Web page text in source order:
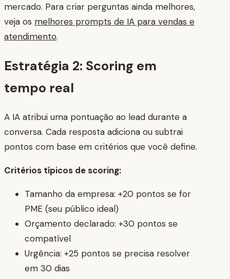
mercado. Para criar perguntas ainda melhores,
veja os melhores prompts de IA para vendas e
atendimento.
Estratégia 2: Scoring em
tempo real
A IA atribui uma pontuação ao lead durante a
conversa. Cada resposta adiciona ou subtrai
pontos com base em critérios que você define.
Critérios típicos de scoring:
Tamanho da empresa: +20 pontos se for
PME (seu público ideal)
Orçamento declarado: +30 pontos se
compatível
Urgência: +25 pontos se precisa resolver
em 30 dias